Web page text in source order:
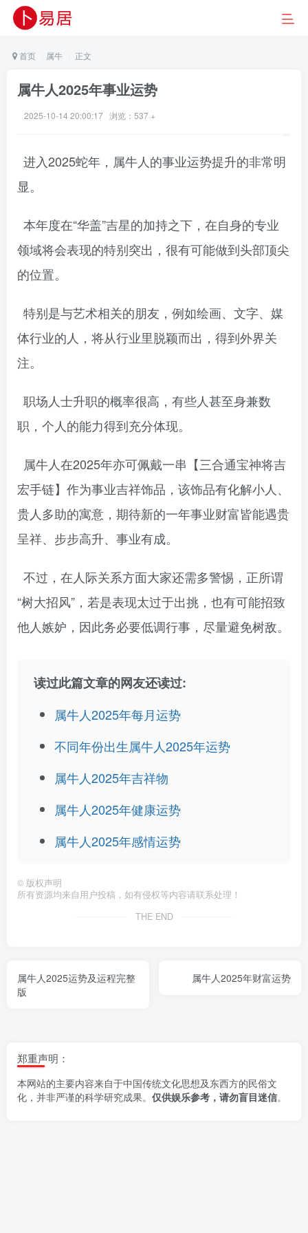
首页 属牛 正文
属牛人2025年事业运势
2025-10-14 20:00:17 浏览： 537 +
进入2025蛇年，属牛人的事业运势提升的非常明
显。
本年度在“华盖”吉星的加持之下，在自身的专业
领域将会表现的特别突出，很有可能做到头部顶尖
的位置。
特别是与艺术相关的朋友，例如绘画、文字、媒
体行业的人，将从行业里脱颖而出，得到外界关
注。
职场人士升职的概率很高，有些人甚至身兼数
职，个人的能力得到充分体现。
属牛人在2025年亦可佩戴一串【三合通宝神将吉
宏手链】作为事业吉祥饰品，该饰品有化解小人、
贵人多助的寓意，期待新的一年事业财富皆能遇贵
呈祥、步步高升、事业有成。
不过，在人际关系方面大家还需多警惕，正所谓
“树大招风”，若是表现太过于出挑，也有可能招致
他人嫉妒，因此务必要低调行事，尽量避免树敌。
读过此篇文章的网友还读过:
属牛人2025年每月运势
不同年份出生属牛人2025年运势
属牛人2025年吉祥物
属牛人2025年健康运势
属牛人2025年感情运势
© 版权声明
所有资源均来自用户投稿，如有侵权等内容请联系处理！
THE END
属牛人2025运势及运程完整
版
属牛人2025年财富运势
郑重声明：
本网站的主要内容来自于中国传统文化思想及东西方的民俗文
化，并非严谨的科学研究成果。 仅供娱乐参考，请勿盲目迷信。